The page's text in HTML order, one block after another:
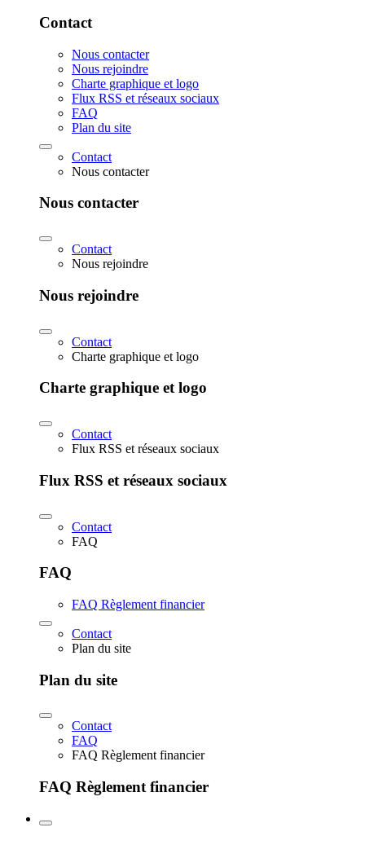
Contact
Nous contacter
Nous rejoindre
Charte graphique et logo
Flux RSS et réseaux sociaux
FAQ
Plan du site
Contact
Nous contacter
Nous contacter
Contact
Nous rejoindre
Nous rejoindre
Contact
Charte graphique et logo
Charte graphique et logo
Contact
Flux RSS et réseaux sociaux
Flux RSS et réseaux sociaux
Contact
FAQ
FAQ
FAQ Règlement financier
Contact
Plan du site
Plan du site
Contact
FAQ
FAQ Règlement financier
FAQ Règlement financier